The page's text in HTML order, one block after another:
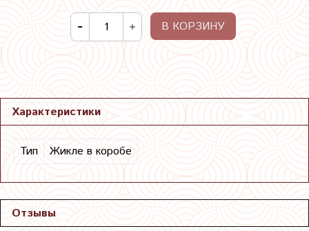
В КОРЗИНУ
Характеристики
Тип Жикле в коробе
Отзывы